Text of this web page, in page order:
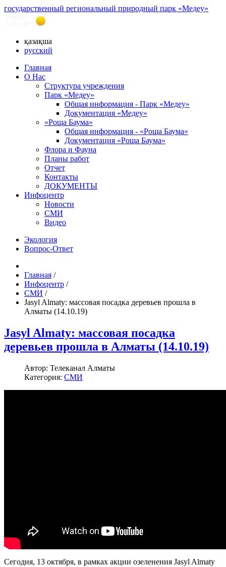
государственный региональный природный парк «Медеу»
қазақша
русский
Главная
О Нас
Структура учреждения
Парк «Медеу»
Общая информация - Парк «Медеу»
Документация «Медеу»
«Роща Баума»
Общая информация - «Роща Баума»
Документация «Роща Баума»
Флора и Фауна
Планы работ
Отчет
Контакты
ДОКУМЕНТЫ
Инфоцентр
Новости
СМИ
Видео
Экология
Вопрос-Ответ
Главная /
Инфоцентр /
СМИ /
Jasyl Almaty: массовая посадка деревьев прошла в
Алматы (14.10.19)
Jasyl Almaty: массовая посадка
деревьев прошла в Алматы (14.10.19)
Автор: Телеканал Алматы
Категория: СМИ
Сегодня, 13 октября, в рамках акции озеленения Jasyl Almaty